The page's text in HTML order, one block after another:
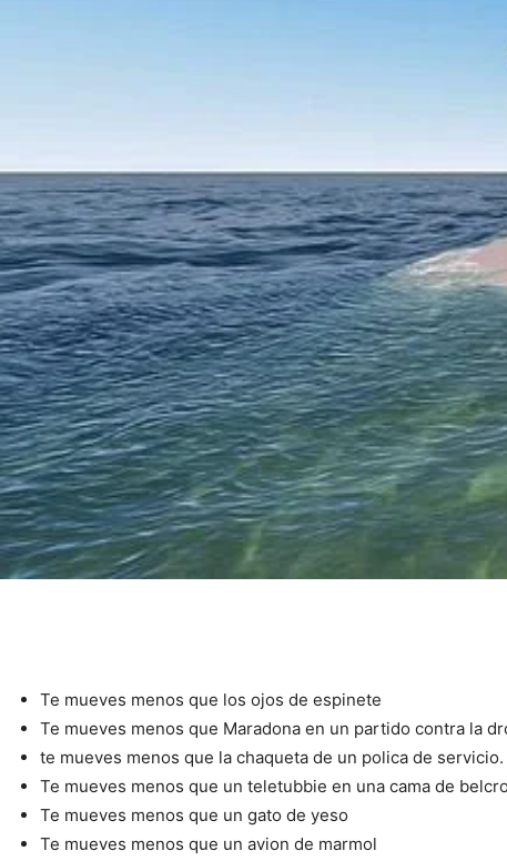
Te mueves menos que los ojos de espinete
Te mueves menos que Maradona en un partido contra la
te mueves menos que la chaqueta de un polica de servicio.
Te mueves menos que un teletubbie en una cama de belcro
Te mueves menos que un gato de yeso
Te mueves menos que un avion de marmol